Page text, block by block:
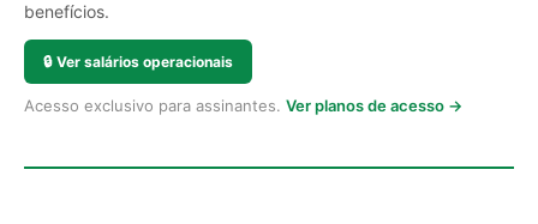
benefícios.
🔒 Ver salários operacionais
Acesso exclusivo para assinantes. Ver planos de acesso →